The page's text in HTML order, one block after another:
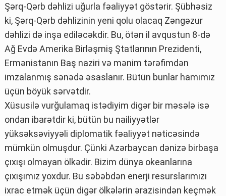
Şərq-Qərb dəhlizi uğurla fəaliyyət göstərir. Şübhəsiz
ki, Şərq-Qərb dəhlizinin yeni qolu olacaq Zəngəzur
dəhlizi də inşa ediləcəkdir. Bu, ötən il avqustun 8-də
Ağ Evdə Amerika Birləşmiş Ştatlarının Prezidenti,
Ermənistanın Baş naziri və mənim tərəfimdən
imzalanmış sənədə əsaslanır. Bütün bunlar hamımız
üçün böyük sərvətdir.
Xüsusilə vurğulamaq istədiyim digər bir məsələ isə
ondan ibarətdir ki, bütün bu nailiyyətlər
yüksəksəviyyəli diplomatik fəaliyyət nəticəsində
mümkün olmuşdur. Çünki Azərbaycan dənizə birbaşa
çıxışı olmayan ölkədir. Bizim dünya okeanlarına
çıxışımız yoxdur. Bu səbəbdən enerji resurslarımızı
ixrac etmək üçün digər ölkələrin ərazisindən keçmək